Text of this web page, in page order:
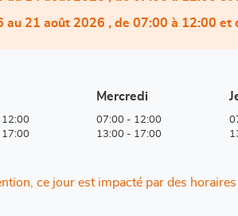
au 21 août 2026 , de 07:00 à 12:00 et
12:00
17:00
Mercredi
07:00 - 12:00
13:00 - 17:00
ce jour est impacté par des